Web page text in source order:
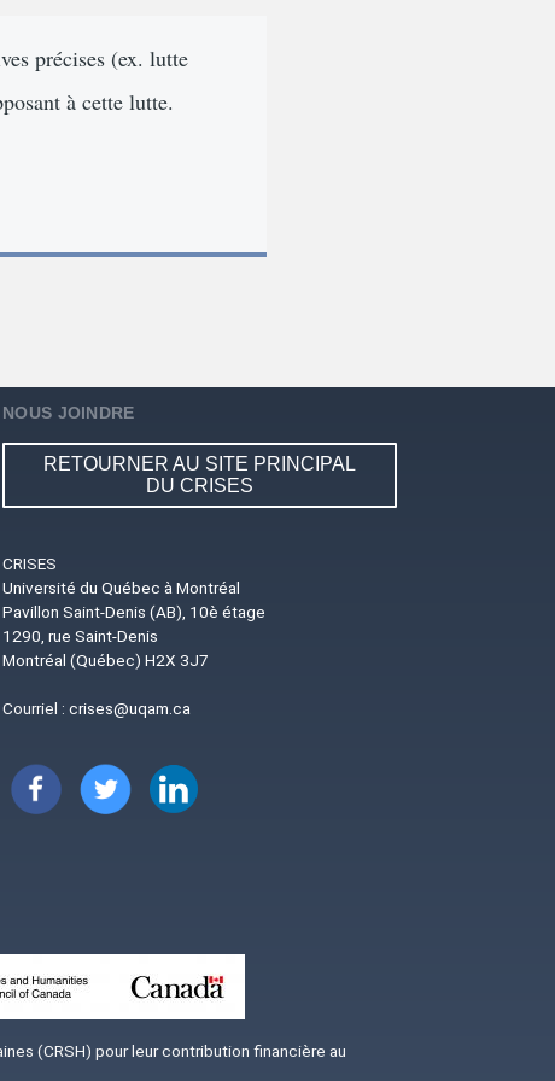
précises (ex. lutte
à cette lutte.
NOUS JOINDRE
RETOURNER AU SITE PRINCIPAL
DU CRISES
CRISES
Université du Québec à Montréal
Pavillon Saint-Denis (AB), 10è étage
1290, rue Saint-Denis
Montréal (Québec) H2X 3J7
Courriel :crises@uqam.ca
Image Image Image
(CRSH) pour leur contribution financière au